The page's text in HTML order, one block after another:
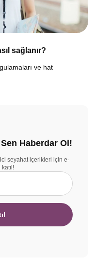
sağlanır?
ve hat
Haberdar Ol!
seyahat içerikleri için e-